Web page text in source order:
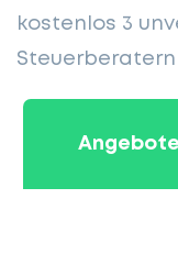
kostenlos 3
Steuerberatern